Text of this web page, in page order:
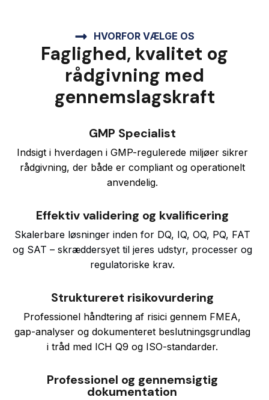
HVORFOR VÆLGE OS
Faglighed, kvalitet og
rådgivning med
gennemslagskraft
GMP Specialist
Indsigt i hverdagen i GMP-regulerede miljøer sikrer
rådgivning, der både er compliant og operationelt
anvendelig.
Effektiv validering og kvalificering
Skalerbare løsninger inden for DQ, IQ, OQ, PQ, FAT
og SAT – skræddersyet til jeres udstyr, processer og
regulatoriske krav.
Struktureret risikovurdering
Professionel håndtering af risici gennem FMEA,
gap-analyser og dokumenteret beslutningsgrundlag
i tråd med ICH Q9 og ISO-standarder.
Professionel og gennemsigtig
dokumentation